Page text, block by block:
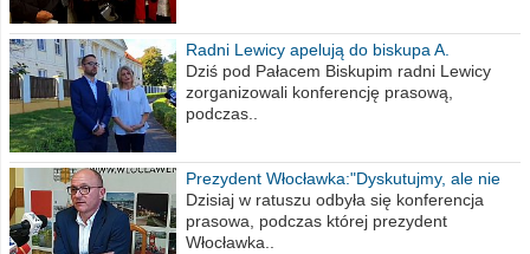
Radni Lewicy apelują do biskupa A.
Wiesława Meringa
Dziś pod Pałacem Biskupim radni Lewicy
zorganizowali konferencję prasową,
podczas..
Prezydent Włocławka:"Dyskutujmy, ale nie
obrażajmy się”
Dzisiaj w ratuszu odbyła się konferencja
prasowa, podczas której prezydent
Włocławka..